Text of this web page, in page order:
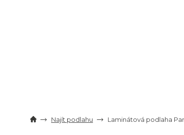
Najít podlahu Laminátová podlaha